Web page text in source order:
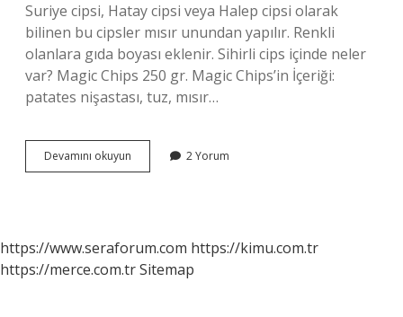
Suriye cipsi, Hatay cipsi veya Halep cipsi olarak
bilinen bu cipsler mısır unundan yapılır. Renkli
olanlara gıda boyası eklenir. Sihirli cips içinde neler
var? Magic Chips 250 gr. Magic Chips’in İçeriği:
patates nişastası, tuz, mısır…
Devamını okuyun
Cipsi
2 Yorum
https://www.seraforum.com https://kimu.com.tr
https://merce.com.trSitemap